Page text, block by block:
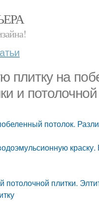
плитку на
и потолочной
потолок.
краску.
потолочной плитки.